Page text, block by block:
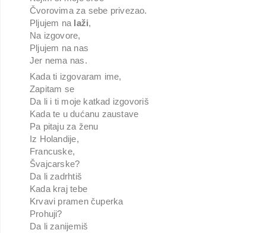
Čvorovima za sebe privezao.
Pljujem na laži,
Na izgovore,
Pljujem na nas
Jer nema nas.
Kada ti izgovaram ime,
Zapitam se
Da li i ti moje katkad izgovoriš
Kada te u dućanu zaustave
Pa pitaju za ženu
Iz Holandije,
Francuske,
Švajcarske?
Da li zadrhtiš
Kada kraj tebe
Krvavi pramen čuperka
Prohuji?
Da li zanijemiš